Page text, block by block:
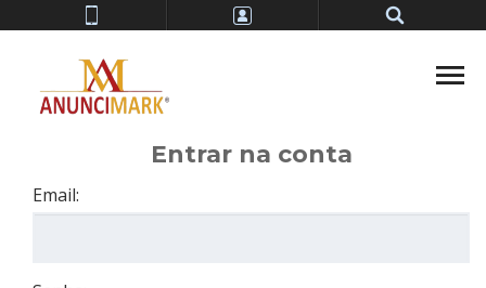
Entrar
Cadastrar
Entrar na conta
Email: